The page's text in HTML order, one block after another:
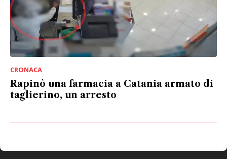
CRONACA
Rapinò una farmacia a Catania armato di
taglierino, un arresto